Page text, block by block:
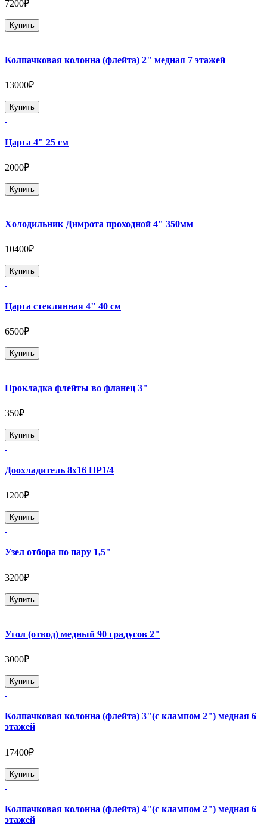
7200₽
Купить
Колпачковая колонна (флейта) 2" медная 7 этажей
13000₽
Купить
Царга 4" 25 см
2000₽
Купить
Холодильник Димрота проходной 4" 350мм
10400₽
Купить
Царга стеклянная 4" 40 см
6500₽
Купить
Прокладка флейты во фланец 3"
350₽
Купить
Доохладитель 8х16 НР1/4
1200₽
Купить
Узел отбора по пару 1,5"
3200₽
Купить
Угол (отвод) медный 90 градусов 2"
3000₽
Купить
Колпачковая колонна (флейта) 3"(с клампом 2") медная 6
этажей
17400₽
Купить
Колпачковая колонна (флейта) 4"(с клампом 2") медная 6
этажей